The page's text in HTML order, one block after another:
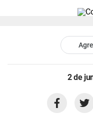
2 de